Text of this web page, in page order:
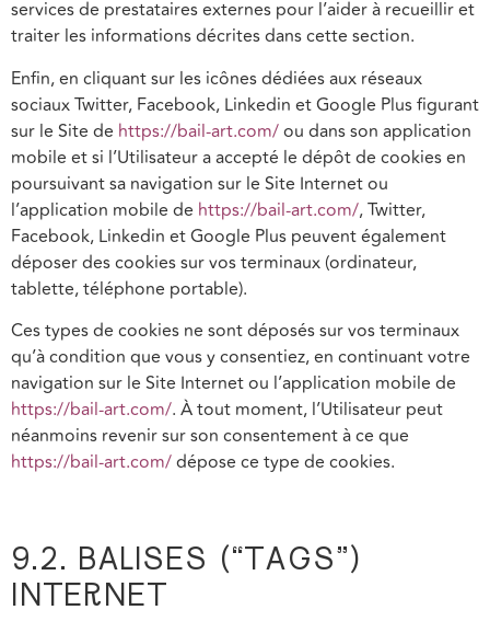
services de prestataires externes pour l’aider à recueillir et
traiter les informations décrites dans cette section.
Enfin, en cliquant sur les icônes dédiées aux réseaux
sociaux Twitter, Facebook, Linkedin et Google Plus figurant
sur le Site de https://bail-art.com/ou dans son application
mobile et si l’Utilisateur a accepté le dépôt de cookies en
poursuivant sa navigation sur le Site Internet ou
l’application mobile de https://bail-art.com/, Twitter,
Facebook, Linkedin et Google Plus peuvent également
déposer des cookies sur vos terminaux (ordinateur,
tablette, téléphone portable).
Ces types de cookies ne sont déposés sur vos terminaux
qu’à condition que vous y consentiez, en continuant votre
navigation sur le Site Internet ou l’application mobile de
https://bail-art.com/. À tout moment, l’Utilisateur peut
néanmoins revenir sur son consentement à ce que
https://bail-art.com/dépose ce type de cookies.
9.2. BALISES (“TAGS”)
INTERNET